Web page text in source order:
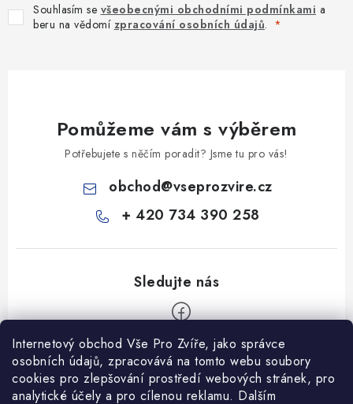
Internetový obchod Vše Pro Zvíře, jako správce
osobních údajů, zpracovává na tomto webu soubory
cookies pro zlepšování prostředí webových stránek, pro
analytické účely a pro cílenou reklamu. Dalším
Souhlasím se všeobecnými obchodními podmínkami a
beru na vědomí zpracování osobních údajů.
Pomůžeme vám s výběrem
Potřebujete s něčím poradit? Jsme tu pro vás!
obchod@vseprozvire.cz
+ 420 734 390 258
Informace pro Vás